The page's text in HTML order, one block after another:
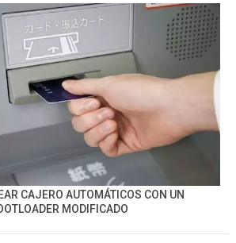
CAJERO AUTOMÁTICOS CON UN
MODIFICADO